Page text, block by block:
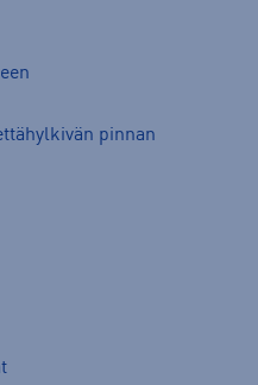
pinnan